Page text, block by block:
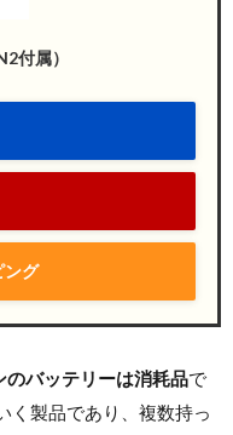
付属）
ング
のバッテリーは消耗品で
く製品であり、複数持っ